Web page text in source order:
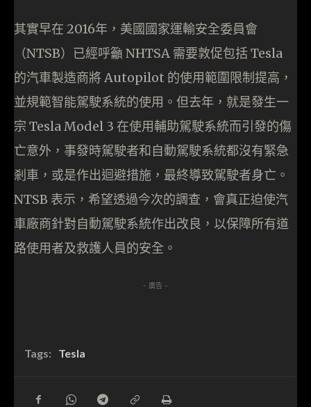
其實早在 2016年，美國國家運輸安全委員會
（NTSB）已經呼籲 NHTSA 需要敦促包括 Tesla
的汽車製造商將 Autopilot 的使用範圍限制提高，
並規範智能駕駛系統的使用。但去年，就是發生一
宗 Tesla Model 3 在使用輔助駕駛系統而引發的傷
亡意外，事發時駕駛者和自動駕駛系統都沒有緊急
剎車，或是作出迴避措施，最終導致駕駛者身亡。
NTSB 表示，希望透過今次的調查，會真正迫使汽
車廠商針對自動駕駛系統作出改良，以保障所有道
路使用者及救護人員的安全。
- 廣告 -
Tags: Tesla